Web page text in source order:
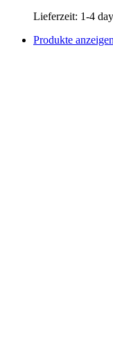
Lieferzeit: 1-4
Produkte anzeigen